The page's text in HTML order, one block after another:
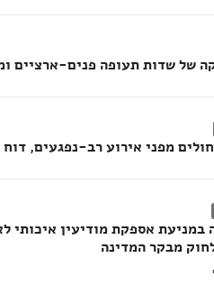
של שדות תעופה פנים-ארציים
אירוע רב-נפגעים, דוח 70ג ודוח שנתי 2024
במניעת אספקת מודיעין